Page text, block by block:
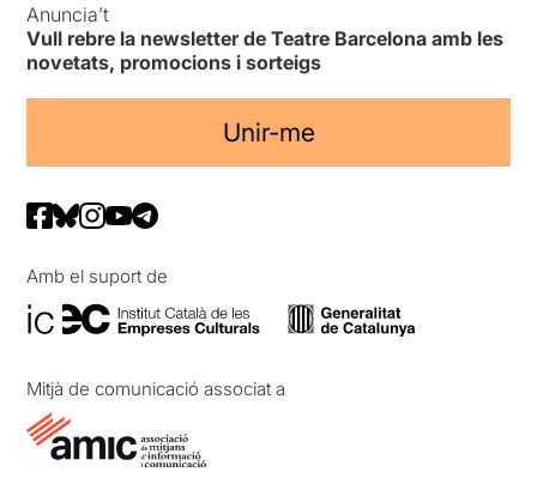
Anuncia’t
Vull rebre la newsletter de Teatre Barcelona amb les
novetats, promocions i sorteigs
Unir-me
Amb el suport de
Mitjà de comunicació associat a